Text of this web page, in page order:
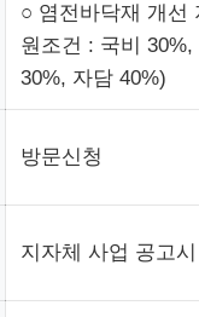
○ 염전바닥재 개선
원조건 : 국비 30%,
30%, 자담 40%)
방문신청
지자체 사업 공고시